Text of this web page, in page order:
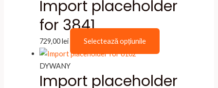
Import placeholder
for 3841
729,00lei Selectează opțiunile
produs
mai
DYWANY
Import placeholder